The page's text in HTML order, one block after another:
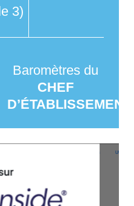
3)
Baromètres du
CHEF
D’ÉTABLISSEMENT